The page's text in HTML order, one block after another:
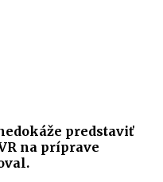
predstaviť
na príprave